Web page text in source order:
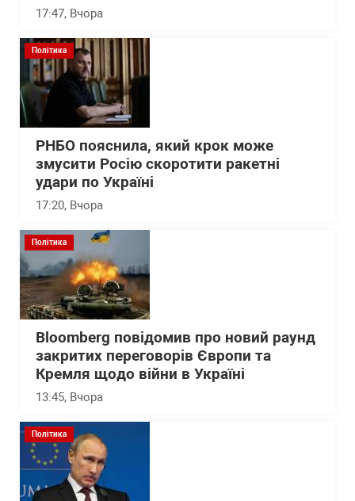
17:47, Вчора
Політика
РНБО пояснила, який крок може
змусити Росію скоротити ракетні
удари по Україні
17:20, Вчора
Політика
Bloomberg повідомив про новий раунд
закритих переговорів Європи та
Кремля щодо війни в Україні
13:45, Вчора
Політика